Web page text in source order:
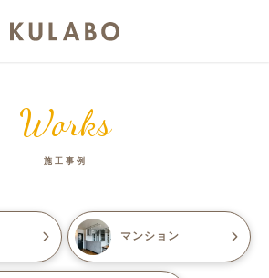
Works
施工事例
マンション